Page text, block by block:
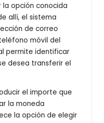
opción conocida
allí, el sistema
de correo
móvil del
permite identificar
desea transferir el
el importe que
la moneda
la opción de elegir